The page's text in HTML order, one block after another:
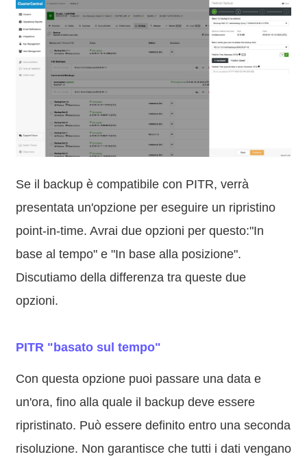
Se il backup è compatibile con PITR, verrà
presentata un'opzione per eseguire un ripristino
point-in-time. Avrai due opzioni per questo:"In
base al tempo" e "In base alla posizione".
Discutiamo della differenza tra queste due
opzioni.
PITR "basato sul tempo"
Con questa opzione puoi passare una data e
un'ora, fino alla quale il backup deve essere
ripristinato. Può essere definito entro una seconda
risoluzione. Non garantisce che tutti i dati vengano